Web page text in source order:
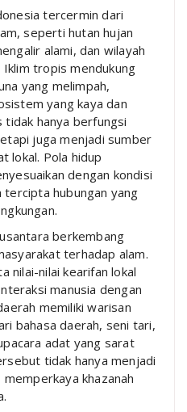
tercermin dari
seperti hutan hujan
alami, dan wilayah
tropis mendukung
yang melimpah,
yang kaya dan
hanya berfungsi
juga menjadi sumber
lokal. Pola hidup
dengan kondisi
hubungan yang
berkembang
terhadap alam.
nilai-nilai kearifan lokal
manusia dengan
memiliki warisan
bahasa daerah, seni tari,
adat yang sarat
tidak hanya menjadi
khazanah